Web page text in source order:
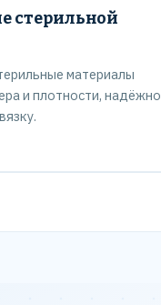
стерильной
материалы
и плотности, надёжно